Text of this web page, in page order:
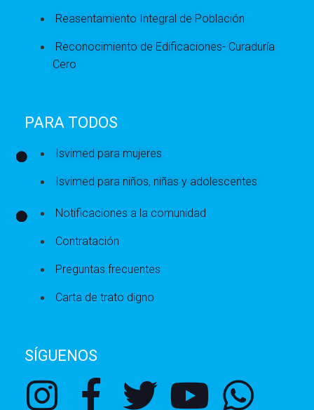
Reasentamiento Integral de Población
Reconocimiento de Edificaciones- Curaduría
Cero
PARA TODOS
Isvimed para mujeres
Isvimed para niños, niñas y adolescentes
Notificaciones a la comunidad
Contratación
Preguntas frecuentes
Carta de trato digno
SÍGUENOS